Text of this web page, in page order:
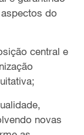
do
central e
novas